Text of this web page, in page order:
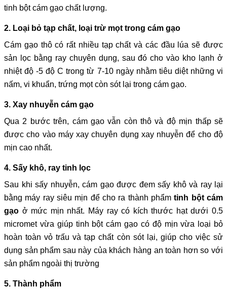
tinh bột cám gạo chất lượng.
2. Loại bỏ tạp chất, loại trừ mọt trong cám gạo
Cám gạo thô có rất nhiều tạp chất và các đầu lúa sẽ được
sản lọc bằng ray chuyên dụng, sau đó cho vào kho lạnh ở
nhiệt độ -5 độ C trong từ 7-10 ngày nhằm tiêu diệt những vi
nấm, vi khuẩn, trứng mọt còn sót lại trong cám gạo.
3. Xay nhuyễn cám gạo
Qua 2 bước trên, cám gạo vẫn còn thô và độ mịn thấp sẽ
được cho vào máy xay chuyên dụng xay nhuyễn để cho độ
mịn cao nhất.
4. Sấy khô, ray tinh lọc
Sau khi sấy nhuyễn, cám gạo được đem sấy khô và ray lại
bằng máy ray siêu mịn để cho ra thành phẩmtinh bột cám
gạo ở mức mịn nhất. Máy ray có kích thước hạt dưới 0.5
micromet vừa giúp tinh bột cám gạo có độ mịn vừa loại bỏ
hoàn toàn vỏ trấu và tạp chất còn sót lại, giúp cho việc sử
dụng sản phẩm sau này của khách hàng an toàn hơn so với
sản phẩm ngoài thị trường
5. Thành phẩm